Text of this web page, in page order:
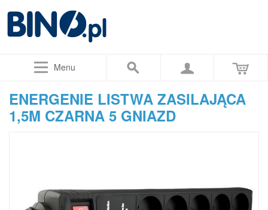
Menu
ENERGENIE LISTWA ZASILAJĄCA
1,5M CZARNA 5 GNIAZD